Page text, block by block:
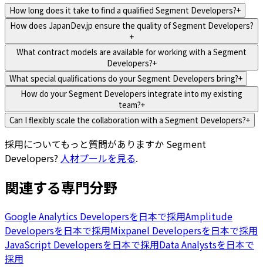
How long does it take to find a qualified Segment Developers?+
How does JapanDev.jp ensure the quality of Segment Developers?
+
What contract models are available for working with a Segment
Developers?+
What special qualifications do your Segment Developers bring?+
How do your Segment Developers integrate into my existing
team?+
Can I flexibly scale the collaboration with a Segment Developers?+
採用についてもっと質問がありますか Segment
Developers? 人材プールを見る.
関連する専門分野
Google Analytics Developersを日本で採用Amplitude
Developersを日本で採用Mixpanel Developersを日本で採用
JavaScript Developersを日本で採用Data Analystsを日本で
採用